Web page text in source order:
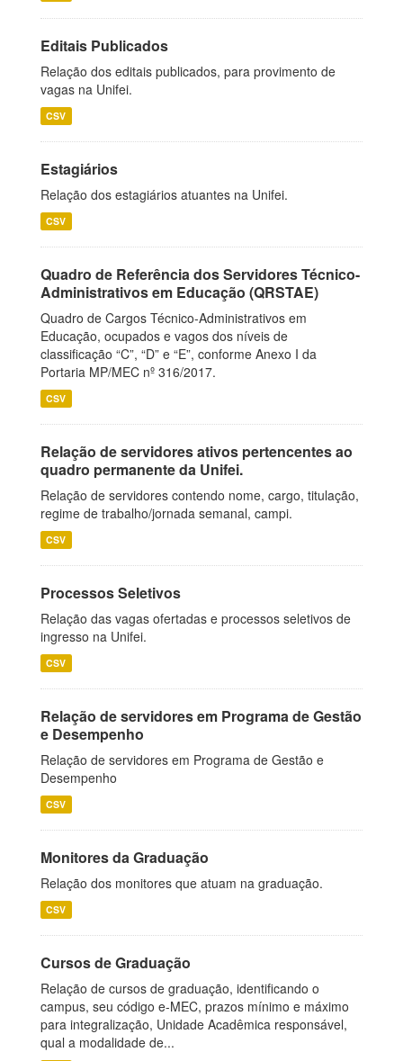
Editais Publicados
Relação dos editais publicados, para provimento de
vagas na Unifei.
CSV
Estagiários
Relação dos estagiários atuantes na Unifei.
CSV
Quadro de Referência dos Servidores Técnico-
Administrativos em Educação (QRSTAE)
Quadro de Cargos Técnico-Administrativos em
Educação, ocupados e vagos dos níveis de
classificação “C”, “D” e “E”, conforme Anexo I da
Portaria MP/MEC nº 316/2017.
CSV
Relação de servidores ativos pertencentes ao
quadro permanente da Unifei.
Relação de servidores contendo nome, cargo, titulação,
regime de trabalho/jornada semanal, campi.
CSV
Processos Seletivos
Relação das vagas ofertadas e processos seletivos de
ingresso na Unifei.
CSV
Relação de servidores em Programa de Gestão
e Desempenho
Relação de servidores em Programa de Gestão e
Desempenho
CSV
Monitores da Graduação
Relação dos monitores que atuam na graduação.
CSV
Cursos de Graduação
Relação de cursos de graduação, identificando o
campus, seu código e-MEC, prazos mínimo e máximo
para integralização, Unidade Acadêmica responsável,
qual a modalidade de...